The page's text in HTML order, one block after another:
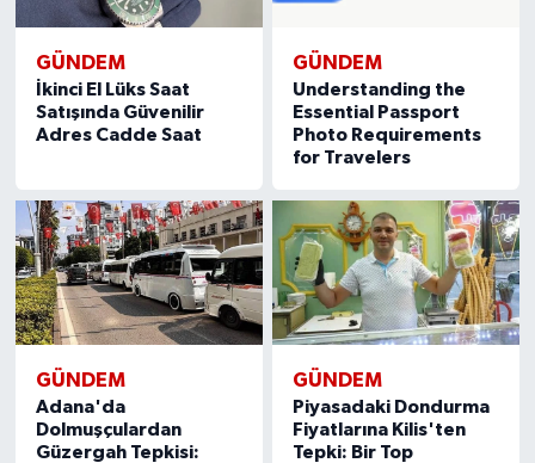
GÜNDEM
İkinci El Lüks Saat
Satışında Güvenilir
Adres Cadde Saat
GÜNDEM
Understanding the
Essential Passport
Photo Requirements
for Travelers
GÜNDEM
Adana'da
Dolmuşçulardan
Güzergah Tepkisi:
GÜNDEM
Piyasadaki Dondurma
Fiyatlarına Kilis'ten
Tepki: Bir Top